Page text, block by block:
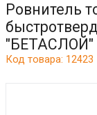
Ровнитель
"БЕТАСЛОЙ"
Код товара: 12423